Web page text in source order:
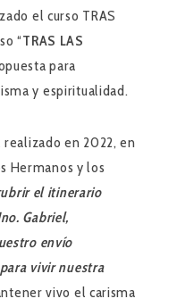
el curso TRAS
“TRAS LAS
para
y espiritualidad.
en 2022, en
Hermanos y los
el itinerario
Gabriel,
envío
vivir nuestra
vivo el carisma